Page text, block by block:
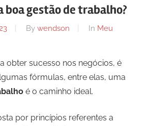
boa gestão de trabalho?
By wendson In Meu
obter sucesso nos negócios, é
fórmulas, entre elas, uma
é o caminho ideal.
por princípios referentes a